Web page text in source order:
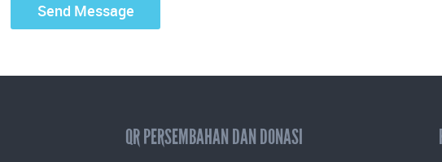
QR PERSEMBAHAN DAN DONASI